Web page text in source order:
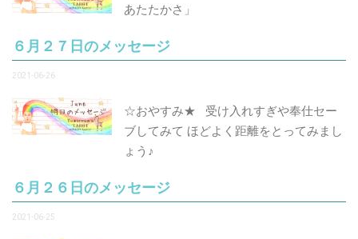
あたたかさ」
６月２７日のメッセージ
2021-06-26
☆おやすみ★ 受け入れすぎや奉仕セー
ブしてみて ほどよく距離をとってみまし
ょう♪
６月２６日のメッセージ
2021-06-25